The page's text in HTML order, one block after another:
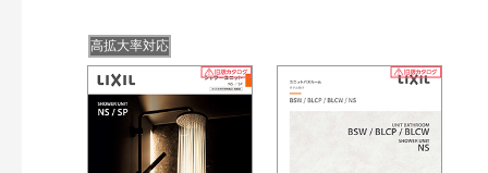
高拡大率対応